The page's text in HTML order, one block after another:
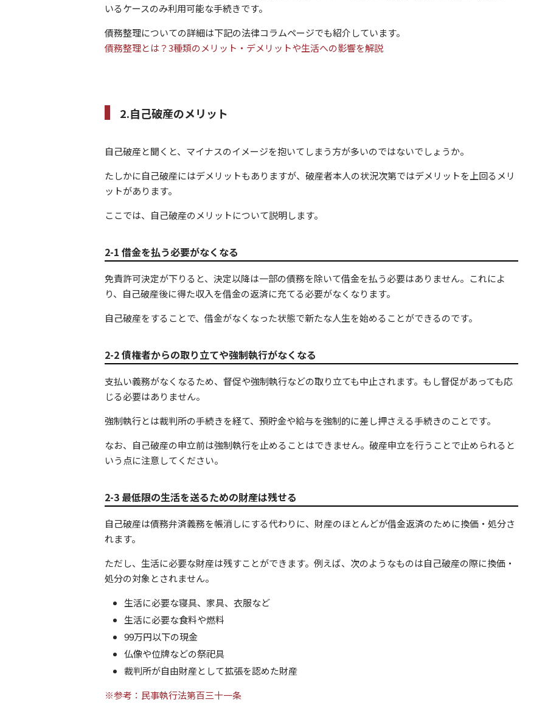
いるケースのみ利用可能な手続きです。
債務整理についての詳細は下記の法律コラムページでも紹介しています。
債務整理とは？3種類のメリット・デメリットや生活への影響を解説
2.自己破産のメリット
自己破産と聞くと、マイナスのイメージを抱いてしまう方が多いのではないでしょうか。
たしかに自己破産にはデメリットもありますが、破産者本人の状況次第ではデメリットを上回るメリ
ットがあります。
ここでは、自己破産のメリットについて説明します。
2-1 借金を払う必要がなくなる
免責許可決定が下りると、決定以降は一部の債務を除いて借金を払う必要はありません。これによ
り、自己破産後に得た収入を借金の返済に充てる必要がなくなります。
自己破産をすることで、借金がなくなった状態で新たな人生を始めることができるのです。
2-2 債権者からの取り立てや強制執行がなくなる
支払い義務がなくなるため、督促や強制執行などの取り立ても中止されます。もし督促があっても応
じる必要はありません。
強制執行とは裁判所の手続きを経て、預貯金や給与を強制的に差し押さえる手続きのことです。
なお、自己破産の申立前は強制執行を止めることはできません。破産申立を行うことで止められると
いう点に注意してください。
2-3 最低限の生活を送るための財産は残せる
自己破産は債務弁済義務を帳消しにする代わりに、財産のほとんどが借金返済のために換価・処分さ
れます。
ただし、生活に必要な財産は残すことができます。例えば、次のようなものは自己破産の際に換価・
処分の対象とされません。
生活に必要な寝具、家具、衣服など
生活に必要な食料や燃料
99万円以下の現金
仏像や位牌などの祭祀具
裁判所が自由財産として拡張を認めた財産
※参考：民事執行法第百三十一条